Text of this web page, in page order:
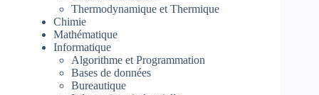
Thermodynamique et Thermique
Chimie
Mathématique
Informatique
Algorithme et Programmation
Bases de données
Bureautique